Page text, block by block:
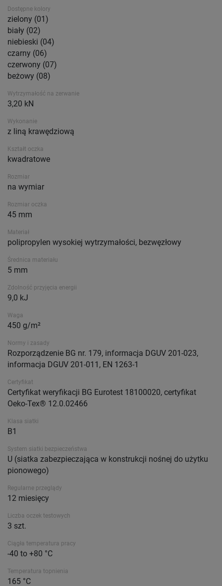
Dostępne kolory
zielony (01)
biały (02)
niebieski (04)
czarny (06)
czerwony (07)
beżowy (08)
Wytrzymałość na zerwanie
3,20 kN
Wykonanie
z liną krawędziową
Kształt oczka
kwadratowe
Rozmiar
na wymiar
Rozmiar oczka
45 mm
Materiał
polipropylen wysokiej wytrzymałości, bezwęzłowy
Średnica materiału
5 mm
Zdolność przyjęcia energii
9,0 kJ
Waga
450 g/m²
Normy i zasady
Rozporządzenie BG nr. 179, informacja DGUV 201-023,
informacja DGUV 201-011, EN 1263-1
Certyfikat
Certyfikat weryfikacji BG Eurotest 18100020, certyfikat
Oeko-Tex® 12.0.02466
Klasa siatki
B1
System siatki bezpieczeństwa
U (siatka zabezpieczająca w konstrukcji nośnej do użytku
pionowego)
Regularne przeglądy
12 miesięcy
Liczba oczek testowych
3 szt.
Ciągła temperatura pracy
-40 to +80 °C
Temperatura topnienia
165 °C